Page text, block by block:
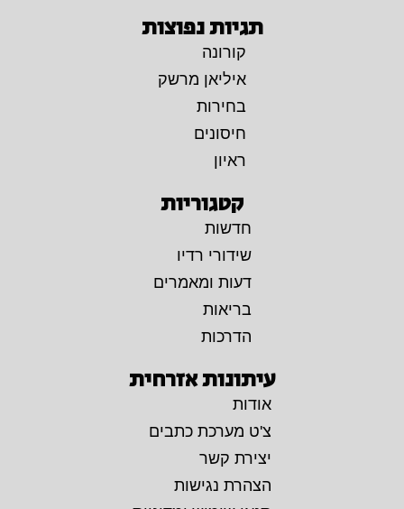
תגיות נפוצות
קורונה
איליאן מרשק
בחירות
חיסונים
ראיון
קטגוריות
חדשות
שידורי רדיו
דעות ומאמרים
בריאות
הדרכות
עיתונות אזרחית
אודות
צ'ט מערכת כתבים
יצירת קשר
הצהרת נגישות